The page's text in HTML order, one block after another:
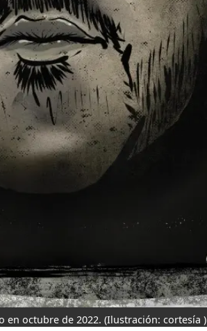
en octubre de 2022. (Ilustración: cortesía )